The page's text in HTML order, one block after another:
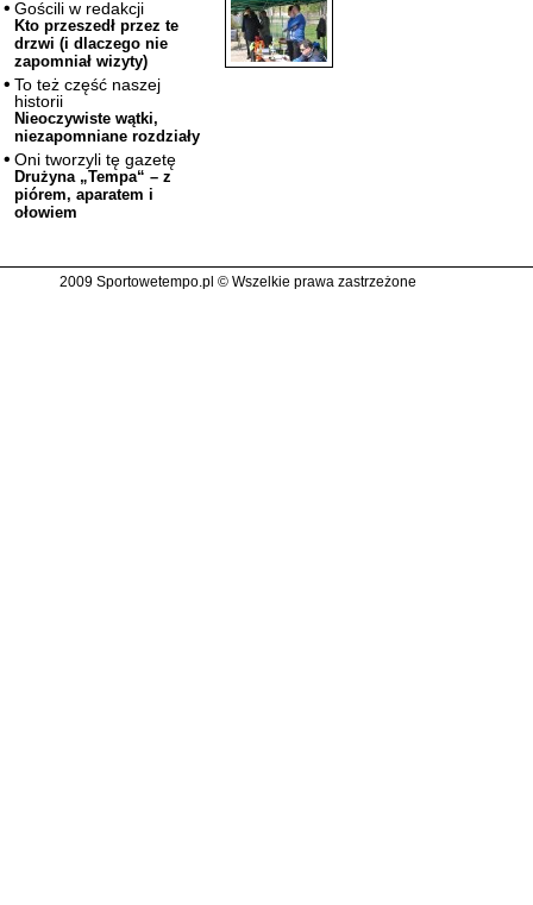
Gościli w redakcji
Kto przeszedł przez te
drzwi (i dlaczego nie
zapomniał wizyty)
To też część naszej
historii
Nieoczywiste wątki,
niezapomniane rozdziały
Oni tworzyli tę gazetę
Drużyna „Tempa“ – z
piórem, aparatem i
ołowiem
2009 Sportowetempo.pl © Wszelkie prawa zastrzeżone